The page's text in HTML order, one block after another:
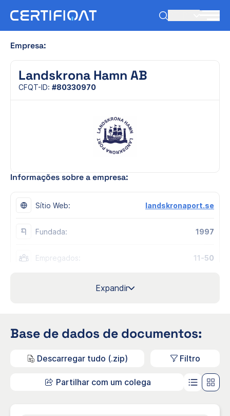
Empresa:
Landskrona Hamn AB
CFQT-ID: #80330970
Informações sobre a empresa:
Sítio Web: landskronaport.se
Fundada: 1997
Empregados: 11-50
Email oficial de contacto: info@landskronaport.se
NACE
H50.2 - Transporte marítimo e costeiro
Escritório, Suécia, Landskrona
Expandir
Base de dados de documentos:
Descarregar tudo (.zip)
Partilhar com um colega
Filtro